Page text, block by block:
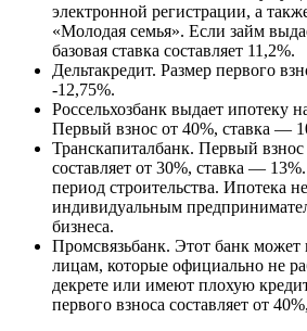
электронной регистрации, а
«Молодая семья». Если займ
базовая ставка составляет 11,2%.
Дельтакредит. Размер первого
-12,75%.
Россельхозбанк выдает ипотеку
Первый взнос от 40%, ставка —
Транскапиталбанк. Первый
составляет от 30%, ставка —
период строительства. Ипотека
индивидуальным
бизнеса.
Промсвязьбанк. Этот банк может
лицам, которые официально не
декрете или имеют плохую
первого взноса составляет от